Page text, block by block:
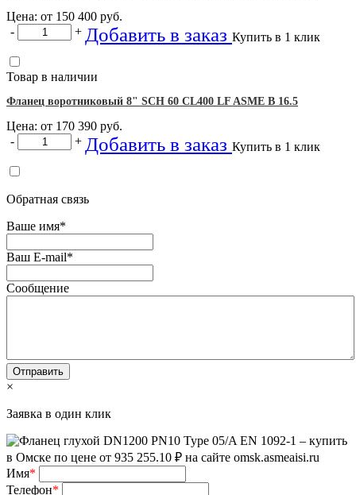
Цена: от 150 400 руб.
-
+ Добавить в заказ Купить в 1 клик
Товар в наличии
Фланец воротниковый 8" SCH 60 CL400 LF ASME B 16.5
Цена: от 170 390 руб.
-
+ Добавить в заказ Купить в 1 клик
Обратная связь
Ваше имя*
Ваш E-mail*
Сообщение
×
Заявка в один клик
Имя*
Телефон*